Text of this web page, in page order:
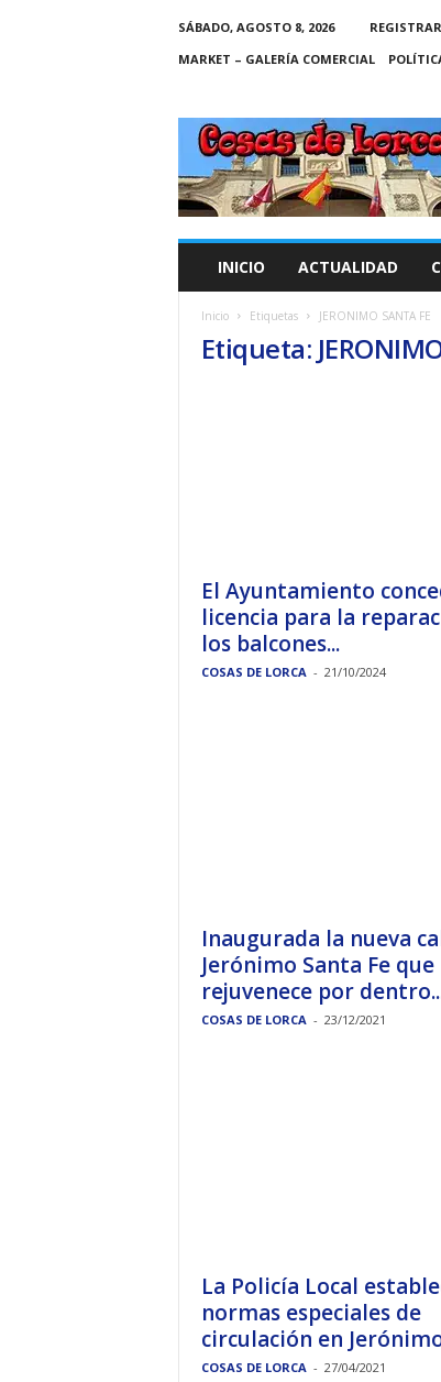
SÁBADO, AGOSTO 8, 2026
MARKET – GALERÍA COMERCIAL
C
A
S
INICIO ACTUALIDAD
Inicio Etiquetas JERONIMO SANTA FE
Etiqueta:
El Ayuntamiento
licencia para la
los balcones...
COSAS DE LORCA - 21/10/2024
Inaugurada la nueva
Jerónimo Santa Fe que
rejuvenece por
COSAS DE LORCA - 23/12/2021
La Policía Local
normas especiales de
circulación en
COSAS DE LORCA - 27/04/2021